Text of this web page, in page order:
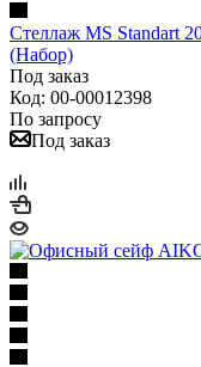
Стеллаж MS Standart
(Набор)
Под заказ
Код: 00-00012398
По запросу
Под заказ